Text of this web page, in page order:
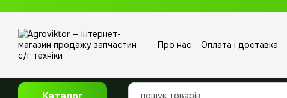
Про нас Оплата і доставка